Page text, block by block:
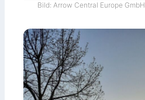
Bild: Arrow Central Europe GmbH